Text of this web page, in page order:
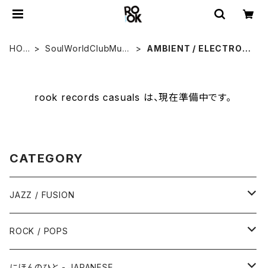
HOM
SoulWorldClubMusi
AMBIENT / ELECTRON
rook records casuals は、現在準備中です。
CATEGORY
JAZZ / FUSION
ピアノ - Piano
ROCK / POPS